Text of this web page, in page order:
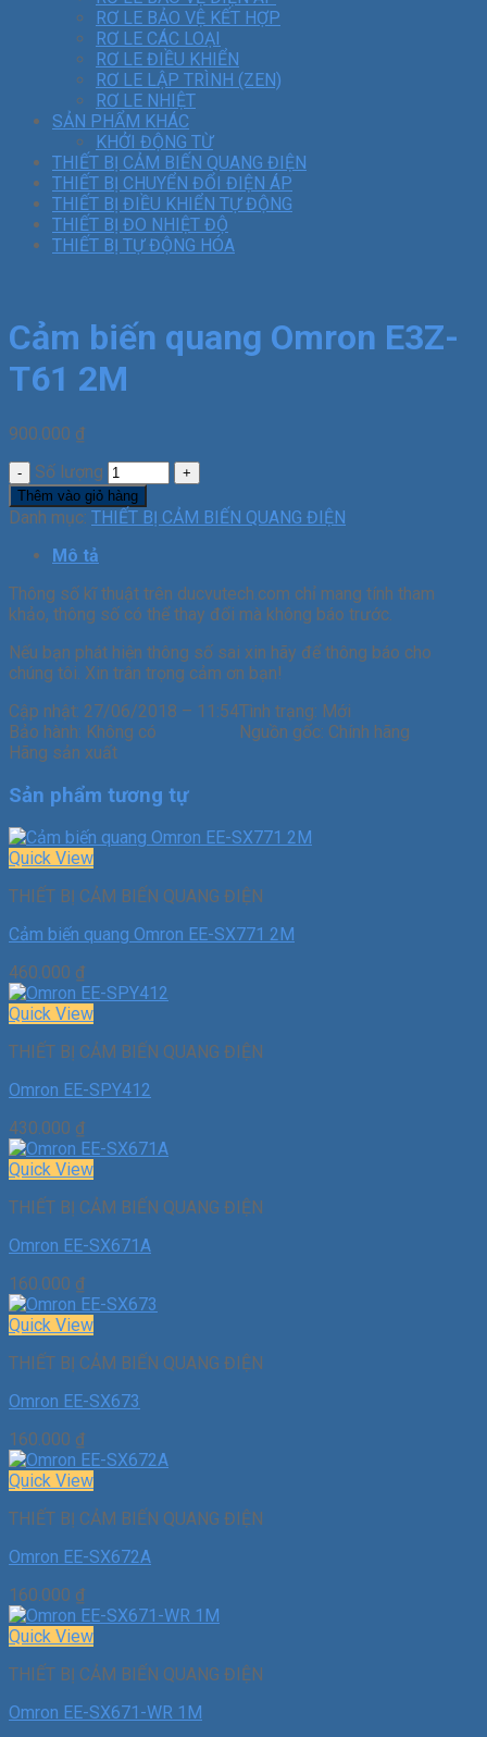
RƠ LE BẢO VỆ KẾT HỢP
RƠ LE CÁC LOẠI
RƠ LE ĐIỀU KHIỂN
RƠ LE LẬP TRÌNH (ZEN)
RƠ LE NHIỆT
SẢN PHẨM KHÁC
KHỞI ĐỘNG TỪ
THIẾT BỊ CẢM BIẾN QUANG ĐIỆN
THIẾT BỊ CHUYỂN ĐỔI ĐIỆN ÁP
THIẾT BỊ ĐIỀU KHIỂN TỰ ĐỘNG
THIẾT BỊ ĐO NHIỆT ĐỘ
THIẾT BỊ TỰ ĐỘNG HÓA
Cảm biến quang Omron E3Z-
T61 2M
900.000 ₫
Số lượng
Thêm vào giỏ hàng
Danh mục: THIẾT BỊ CẢM BIẾN QUANG ĐIỆN
Mô tả
Thông số kĩ thuật trên ducvutech.com chỉ mang tính tham
khảo, thông số có thể thay đổi mà không báo trước.
Nếu bạn phát hiện thông số sai xin hãy để thông báo cho
chúng tôi. Xin trân trọng cảm ơn bạn!
Cập nhật: 27/06/2018 – 11:54Tình trạng: Mới
Bảo hành: Không có
Nguồn gốc: Chính hãng
Hãng sản xuất
Sản phẩm tương tự
Quick View
THIẾT BỊ CẢM BIẾN QUANG ĐIỆN
Cảm biến quang Omron EE-SX771 2M
460.000 ₫
Quick View
THIẾT BỊ CẢM BIẾN QUANG ĐIỆN
Omron EE-SPY412
430.000 ₫
Quick View
THIẾT BỊ CẢM BIẾN QUANG ĐIỆN
Omron EE-SX671A
160.000 ₫
Quick View
THIẾT BỊ CẢM BIẾN QUANG ĐIỆN
Omron EE-SX673
160.000 ₫
Quick View
THIẾT BỊ CẢM BIẾN QUANG ĐIỆN
Omron EE-SX672A
160.000 ₫
Quick View
THIẾT BỊ CẢM BIẾN QUANG ĐIỆN
Omron EE-SX671-WR 1M